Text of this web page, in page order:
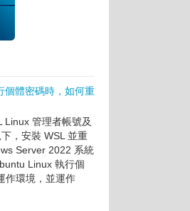
個體密碼時，如何重
Linux 管理者帳號及
，安裝 WSL 並重
Server 2022 系統
Linux 執行個
作環境，並運作